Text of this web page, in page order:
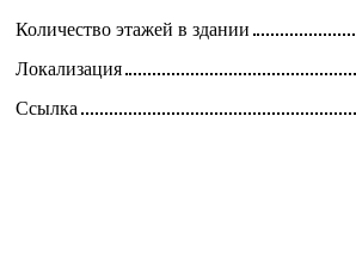
Количество этажей в здании
Локализация
Ссылка